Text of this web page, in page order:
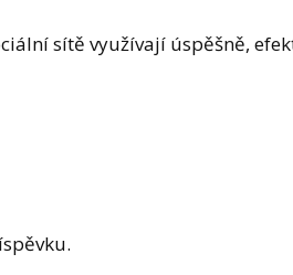
sítě využívají úspěšně,